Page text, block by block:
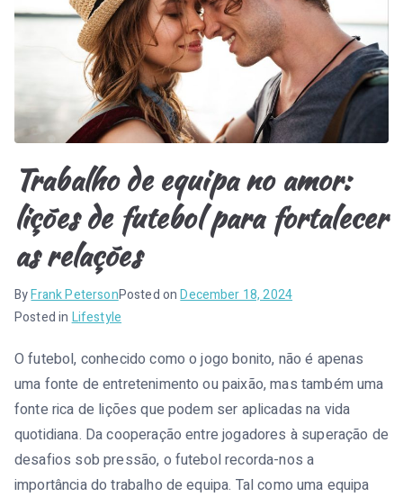
Trabalho de equipa no amor:
lições de futebol para fortalecer
as relações
ByFrank PetersonPosted onDecember 18, 2024
Posted in Lifestyle
O futebol, conhecido como o jogo bonito, não é apenas
uma fonte de entretenimento ou paixão, mas também uma
fonte rica de lições que podem ser aplicadas na vida
quotidiana. Da cooperação entre jogadores à superação de
desafios sob pressão, o futebol recorda-nos a
importância do trabalho de equipa. Tal como uma equipa